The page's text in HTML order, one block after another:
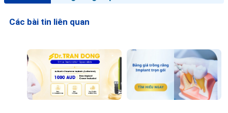
Các bài tin liên quan